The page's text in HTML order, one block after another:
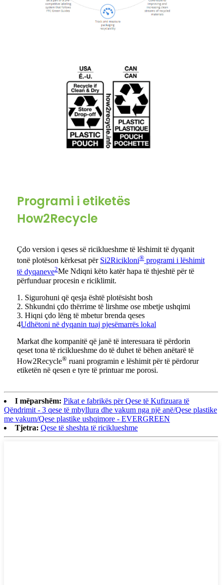
Programi i etiketës
How2Recycle
Çdo version i qeses së riciklueshme të lëshimit të dyqanit
tonë plotëson kërkesat për Si2Ricikloni® programi i lëshimit
të dyqaneve2Me Ndiqni këto katër hapa të thjeshtë për të
përfunduar procesin e riciklimit.
1. Sigurohuni që qesja është plotësisht bosh
2. Shkundni çdo thërrime të lirshme ose mbetje ushqimi
3. Hiqni çdo lëng të mbetur brenda qeses
4Udhëtoni në dyqanin tuaj pjesëmarrës lokal
Markat dhe kompanitë që janë të interesuara të përdorin
qeset tona të riciklueshme do të duhet të bëhen anëtarë të
How2Recycle® ruani programin e lëshimit për të përdorur
etiketën në qesen e tyre të printuar me porosi.
I mëparshëm: Pikat e fabrikës për Qese të Kufizuara të
Qëndrimit - 3 qese të mbyllura dhe vakum nga një anë/Qese plastike
me vakum/Qese plastike ushqimore - EVERGREEN
Tjetra: Qese të sheshta të riciklueshme